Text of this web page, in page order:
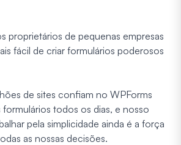
proprietários de pequenas empresas
fácil de criar formulários poderosos
de sites confiam no WPForms
formulários todos os dias, e nosso
pela simplicidade ainda é a força
as nossas decisões.